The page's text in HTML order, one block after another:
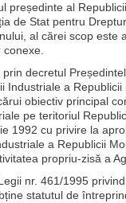
președinte al
de Stat pentru
al cărei scop este
conexe.
decretul
Industriale a
obiectiv principal
pe teritoriul
1992 cu privire la
a Republicii
propriu-zisă a
nr. 461/1995
statutul de